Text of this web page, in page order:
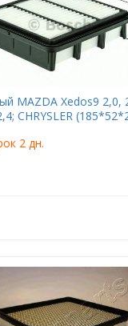
MAZDA Xedos9 2,0,
CHRYSLER
2 дн.